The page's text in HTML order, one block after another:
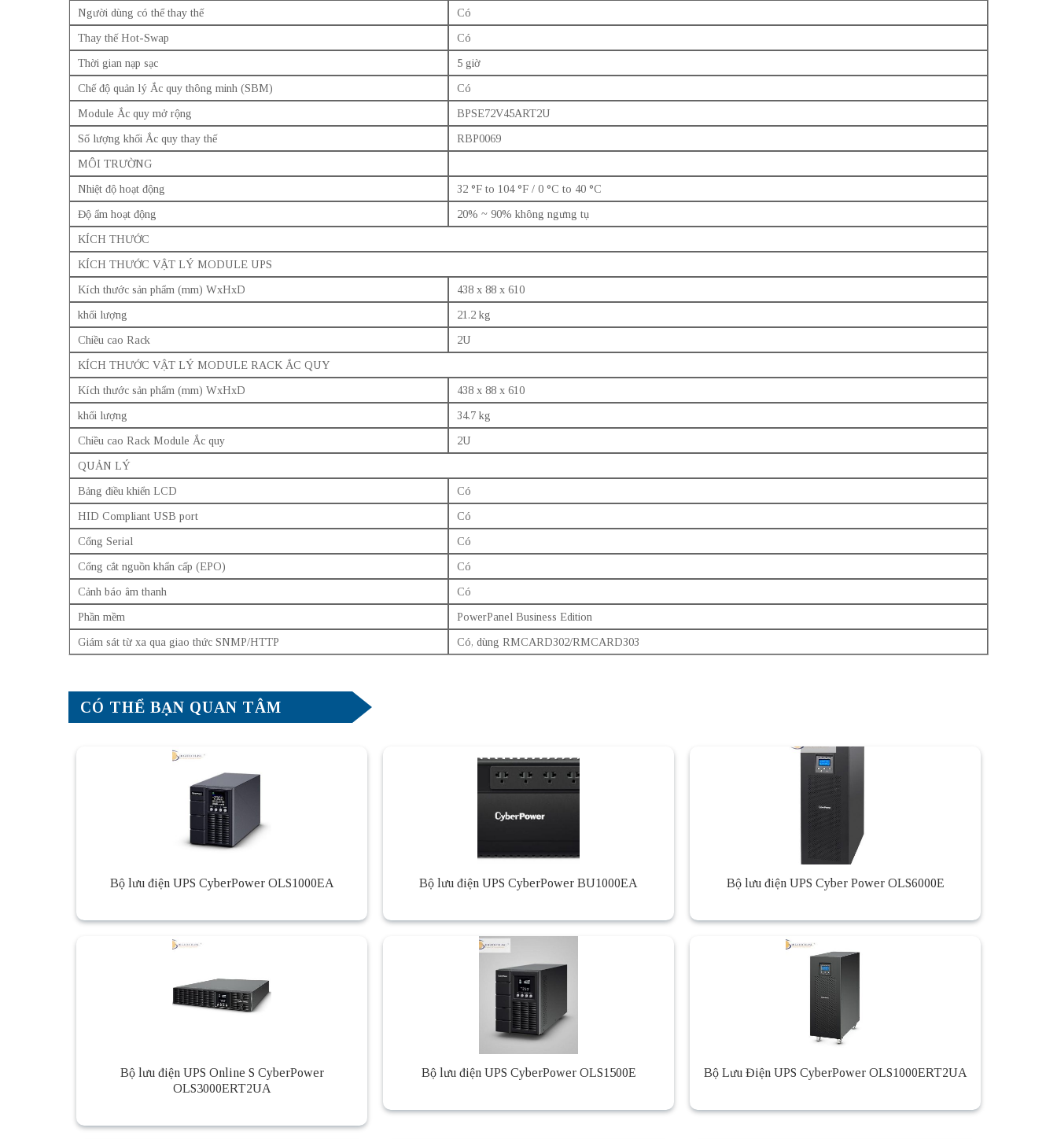
Người dùng có thể thay thế
Có
Thay thế Hot-Swap
Có
Thời gian nạp sạc
5 giờ
Chế độ quản lý Ắc quy thông minh (SBM)
Có
Module Ắc quy mở rộng
BPSE72V45ART2U
Số lượng khối Ắc quy thay thế
RBP0069
MÔI TRƯỜNG
Nhiệt độ hoạt động
32 °F to 104 °F / 0 °C to 40 °C
Độ ẩm hoạt động
20% ~ 90% không ngưng tụ
KÍCH THƯỚC
KÍCH THƯỚC VẬT LÝ MODULE UPS
Kích thước sản phẩm (mm) WxHxD
438 x 88 x 610
khối lượng
21.2 kg
Chiều cao Rack
2U
KÍCH THƯỚC VẬT LÝ MODULE RACK ẮC QUY
Kích thước sản phẩm (mm) WxHxD
438 x 88 x 610
khối lượng
34.7 kg
Chiều cao Rack Module Ắc quy
2U
QUẢN LÝ
Bảng điều khiển LCD
Có
HID Compliant USB port
Có
Cổng Serial
Có
Cổng cắt nguồn khẩn cấp (EPO)
Có
Cảnh báo âm thanh
Có
Phần mềm
PowerPanel Business Edition
Giám sát từ xa qua giao thức SNMP/HTTP
Có, dùng RMCARD302/RMCARD303
CÓ THỂ BẠN QUAN TÂM
Bộ lưu điện UPS CyberPower OLS1000EA Bộ lưu điện UPS CyberPower BU1000EA Bộ lưu điện UPS Cyber Power OLS6000E
Bộ lưu điện UPS Online S CyberPower
OLS3000ERT2UA
Bộ lưu điện UPS CyberPower OLS1500E Bộ Lưu Điện UPS CyberPower OLS1000ERT2UA